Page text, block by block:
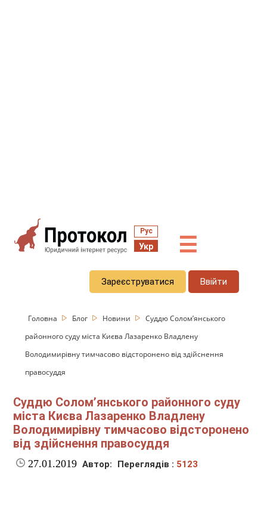
Рус
Укр ☰
Зареєструватися Ввійти
Головна Блог Новини
Суддю Солом’янського
районного суду міста Києва Лазаренко Владлену
Володимирівну тимчасово відсторонено від здійснення
правосуддя
Суддю Солом’янського районного суду
міста Києва Лазаренко Владлену
Володимирівну тимчасово відсторонено
від здійснення правосуддя
27.01.2019 Автор: Переглядів : 5123